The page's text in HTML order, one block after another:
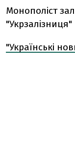
Монополіст
"Українські